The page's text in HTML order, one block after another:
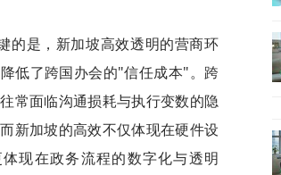
的是，新加坡高效透明的营商环
低了跨国办会的"信任成本"。跨
常面临沟通损耗与执行变数的隐
新加坡的高效不仅体现在硬件设
现在政务流程的数字化与透明